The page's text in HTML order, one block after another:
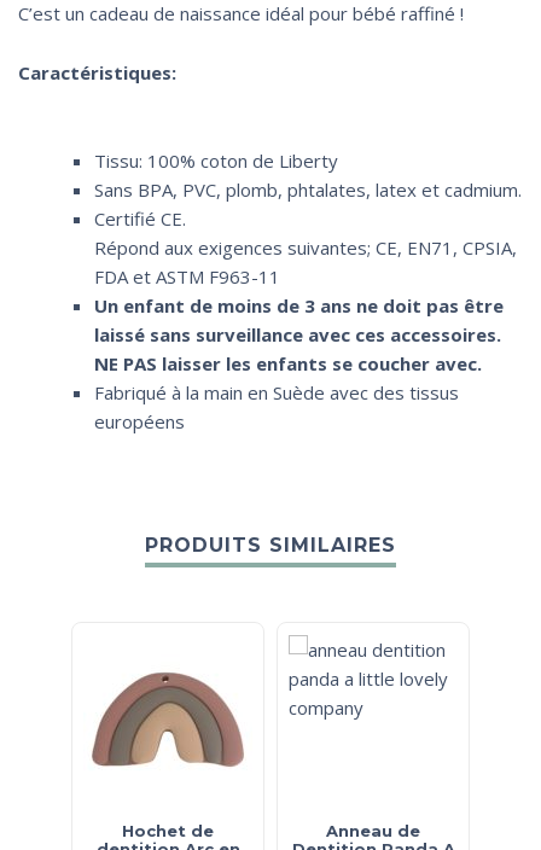
C’est un cadeau de naissance idéal pour bébé raffiné !
Caractéristiques:
Tissu: 100% coton de Liberty
Sans BPA, PVC, plomb, phtalates, latex et cadmium.
Certifié CE.
Répond aux exigences suivantes; CE, EN71, CPSIA,
FDA et ASTM F963-11
Un enfant de moins de 3 ans ne doit pas être
laissé sans surveillance avec ces accessoires.
NE PAS laisser les enfants se coucher avec.
Fabriqué à la main en Suède avec des tissus
européens
PRODUITS SIMILAIRES
Hochet de
Anneau de